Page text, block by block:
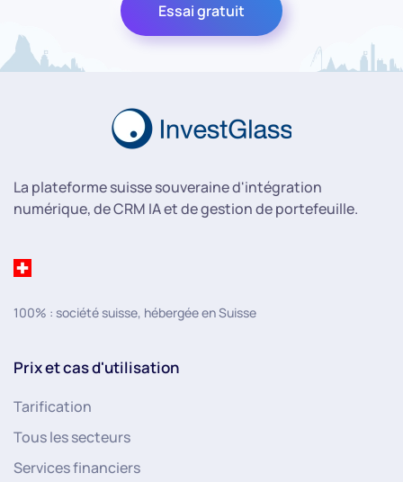
Essai gratuit
La plateforme suisse souveraine d'intégration
numérique, de CRM IA et de gestion de portefeuille.
100% : société suisse, hébergée en Suisse
Prix et cas d'utilisation
Tarification
Tous les secteurs
Services financiers